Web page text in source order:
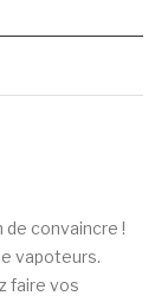
de convaincre !
vapoteurs.
faire vos